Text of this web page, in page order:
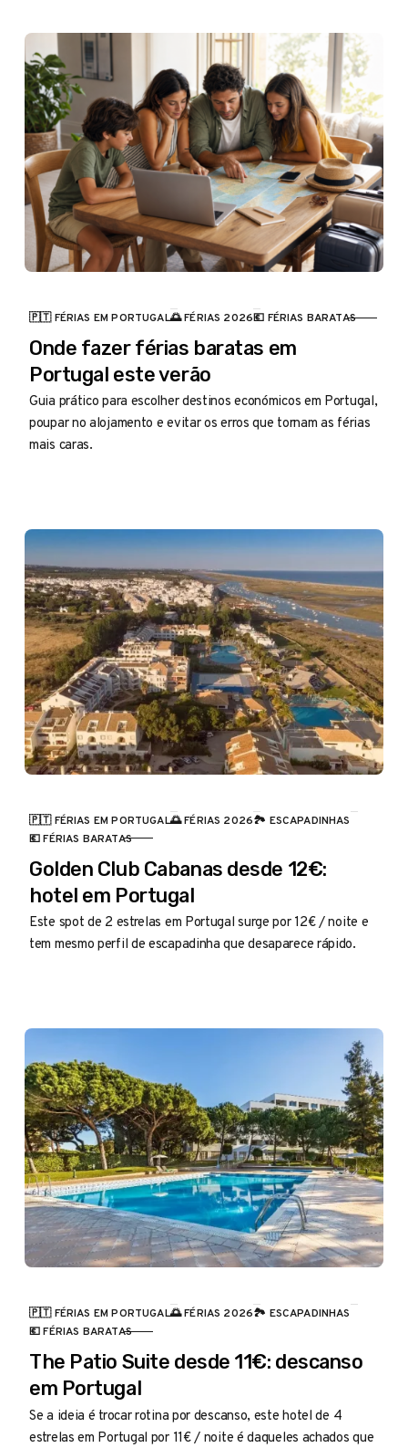
CATEGORIA
🇵🇹 FÉRIAS EM PORTUGAL🌅 FÉRIAS 2026💶 FÉRIAS BARATAS
Onde fazer férias baratas em
Portugal este verão
Guia prático para escolher destinos económicos em Portugal,
poupar no alojamento e evitar os erros que tornam as férias
mais caras.
CATEGORIA
🇵🇹 FÉRIAS EM PORTUGAL🌅 FÉRIAS 2026🏞️ ESCAPADINHAS
💶 FÉRIAS BARATAS
Golden Club Cabanas desde 12€:
hotel em Portugal
Este spot de 2 estrelas em Portugal surge por 12€ / noite e
tem mesmo perfil de escapadinha que desaparece rápido.
CATEGORIA
🇵🇹 FÉRIAS EM PORTUGAL🌅 FÉRIAS 2026🏞️ ESCAPADINHAS
💶 FÉRIAS BARATAS
The Patio Suite desde 11€: descanso
em Portugal
Se a ideia é trocar rotina por descanso, este hotel de 4
estrelas em Portugal por 11€ / noite é daqueles achados que